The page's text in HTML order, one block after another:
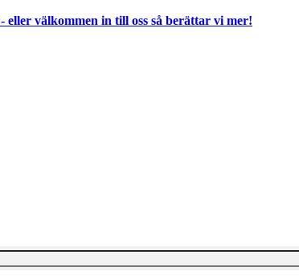
- eller välkommen in till oss så berättar vi mer!